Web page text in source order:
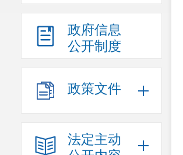
政府信息
公开制度
政策文件
法定主动